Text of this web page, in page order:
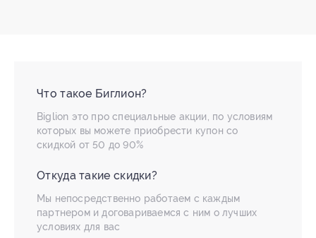
Что такое Биглион?
Biglion это про специальные акции, по условиям
которых вы можете приобрести купон со
скидкой от 50 до 90%
Откуда такие скидки?
Мы непосредственно работаем с каждым
партнером и договариваемся с ним о лучших
условиях для вас